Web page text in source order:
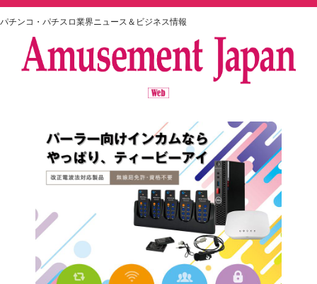
パチンコ・パチスロ業界ニュース＆ビジネス情報